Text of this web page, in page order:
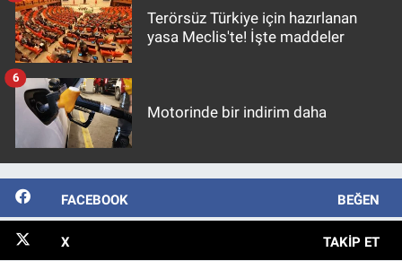
Terörsüz Türkiye için hazırlanan
yasa Meclis'te! İşte maddeler
Motorinde bir indirim daha
6
FACEBOOK BEĞEN
X TAKIP ET